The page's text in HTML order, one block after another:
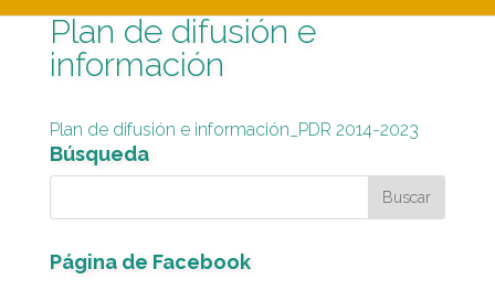
Plan de difusión e
información
Plan de difusión e información_PDR 2014-2023
Búsqueda
Página de Facebook